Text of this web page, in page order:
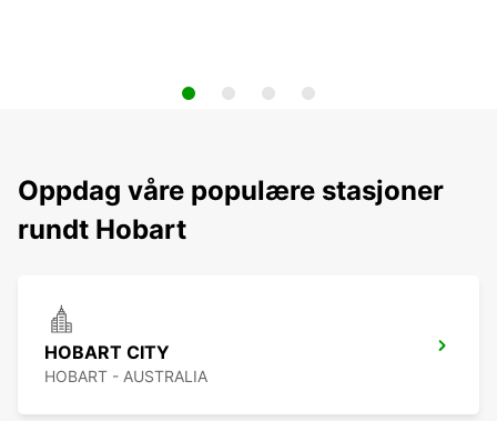
Oppdag våre populære stasjoner
rundt Hobart
HOBART CITY
HOBART - AUSTRALIA